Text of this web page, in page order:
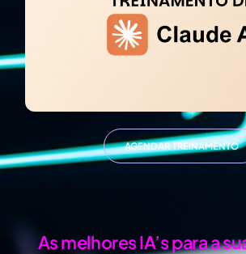
AGENDAR TREINAMENTO
As melhores IA’s para a